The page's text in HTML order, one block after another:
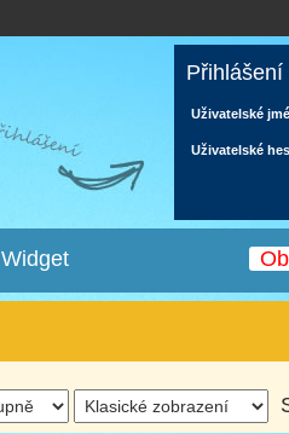
Přihlášení
Uživatelské
Uživatelské
Widget